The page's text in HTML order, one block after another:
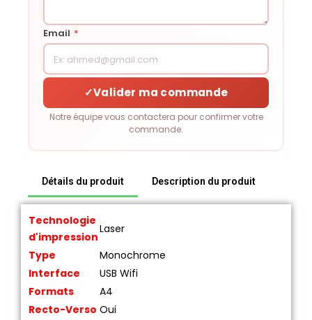
Email *
✓Valider ma commande
Notre équipe vous contactera pour confirmer votre
commande.
Détails du produit Description du produit
Technologie
d'impression
Laser
Type
Monochrome
Interface
USB Wifi
Formats
A4
Recto-Verso Oui